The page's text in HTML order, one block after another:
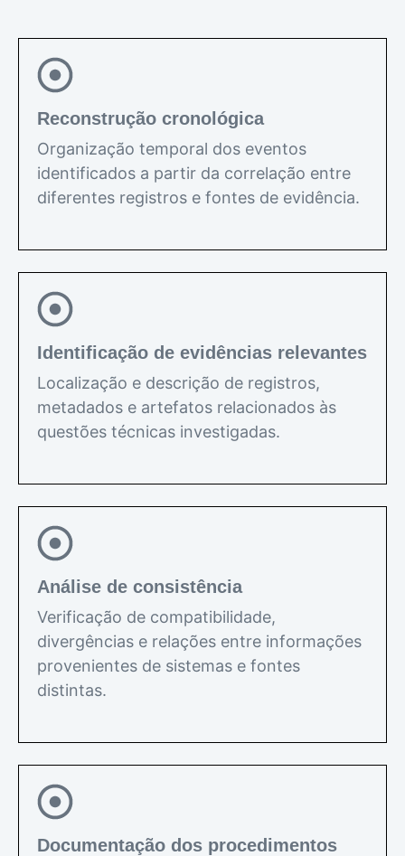
Reconstrução cronológica
Organização temporal dos eventos
identificados a partir da correlação entre
diferentes registros e fontes de evidência.
Identificação de evidências relevantes
Localização e descrição de registros,
metadados e artefatos relacionados às
questões técnicas investigadas.
Análise de consistência
Verificação de compatibilidade,
divergências e relações entre informações
provenientes de sistemas e fontes
distintas.
Documentação dos procedimentos